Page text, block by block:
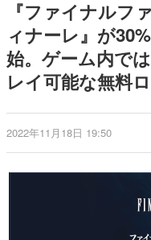
きます。
赫本
この物語を解
の形をした短
これからのデ
の姿を追い
ゲームに多大
日本のコン
日本モバ
『ファイナルフ
ィナーレ』が
始。ゲーム内で
レイ可能な無料
2022年11月18日 19:50